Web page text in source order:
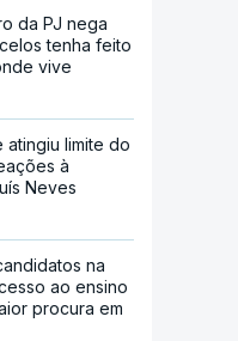
da PJ nega
tenha feito
vive
atingiu limite do
à
Neves
na
ao ensino
procura em